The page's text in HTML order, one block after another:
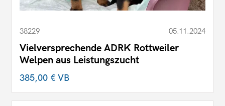
38229 05.11.2024
Vielversprechende ADRK Rottweiler
Welpen aus Leistungszucht
385,00 €VB